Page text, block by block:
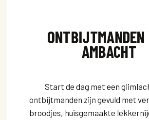
ONTBIJTMANDEN
AMBACHT
Start de dag met een
ontbijtmanden zijn gevuld met
broodjes, huisgemaakte